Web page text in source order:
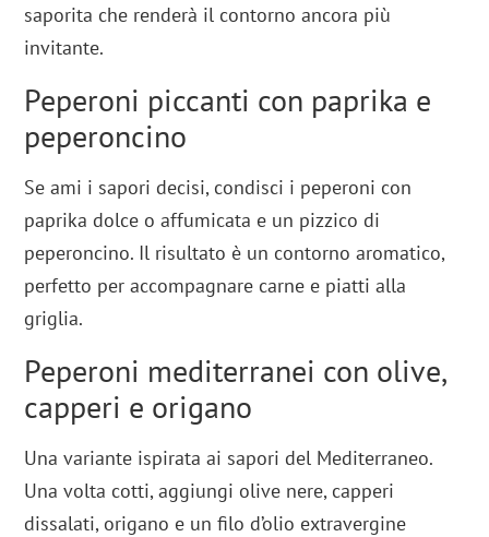
saporita che renderà il contorno ancora più
invitante.
Peperoni piccanti con paprika e
peperoncino
Se ami i sapori decisi, condisci i peperoni con
paprika dolce o affumicata e un pizzico di
peperoncino. Il risultato è un contorno aromatico,
perfetto per accompagnare carne e piatti alla
griglia.
Peperoni mediterranei con olive,
capperi e origano
Una variante ispirata ai sapori del Mediterraneo.
Una volta cotti, aggiungi olive nere, capperi
dissalati, origano e un filo d’olio extravergine